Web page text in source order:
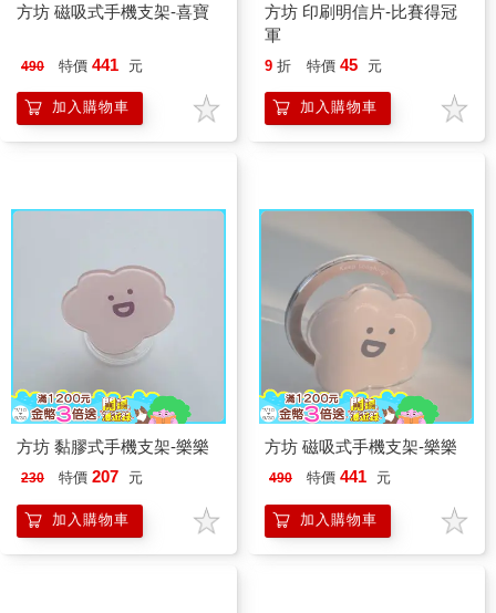
方坊 磁吸式手機支架-喜寶
490 特價 441 元
加入購物車
方坊 印刷明信片-比賽得冠
軍
9 折 特價 45 元
加入購物車
方坊 黏膠式手機支架-樂樂
230 特價 207 元
加入購物車
方坊 磁吸式手機支架-樂樂
490 特價 441 元
加入購物車